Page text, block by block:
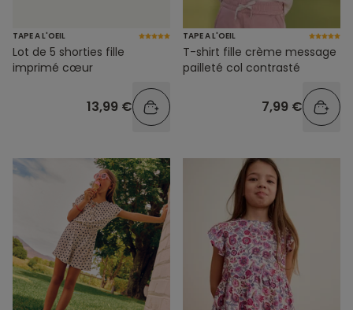
TAPE A L'OEIL
Lot de 5 shorties fille
imprimé cœur
13,99 €
TAPE A L'OEIL
T-shirt fille crème message
pailleté col contrasté
7,99 €